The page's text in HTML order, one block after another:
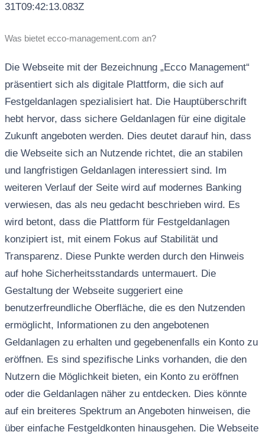
31T09:42:13.083Z
Was bietet ecco-management.com an?
Die Webseite mit der Bezeichnung „Ecco Management“
präsentiert sich als digitale Plattform, die sich auf
Festgeldanlagen spezialisiert hat. Die Hauptüberschrift
hebt hervor, dass sichere Geldanlagen für eine digitale
Zukunft angeboten werden. Dies deutet darauf hin, dass
die Webseite sich an Nutzende richtet, die an stabilen
und langfristigen Geldanlagen interessiert sind. Im
weiteren Verlauf der Seite wird auf modernes Banking
verwiesen, das als neu gedacht beschrieben wird. Es
wird betont, dass die Plattform für Festgeldanlagen
konzipiert ist, mit einem Fokus auf Stabilität und
Transparenz. Diese Punkte werden durch den Hinweis
auf hohe Sicherheitsstandards untermauert. Die
Gestaltung der Webseite suggeriert eine
benutzerfreundliche Oberfläche, die es den Nutzenden
ermöglicht, Informationen zu den angebotenen
Geldanlagen zu erhalten und gegebenenfalls ein Konto zu
eröffnen. Es sind spezifische Links vorhanden, die den
Nutzern die Möglichkeit bieten, ein Konto zu eröffnen
oder die Geldanlagen näher zu entdecken. Dies könnte
auf ein breiteres Spektrum an Angeboten hinweisen, die
über einfache Festgeldkonten hinausgehen. Die Webseite